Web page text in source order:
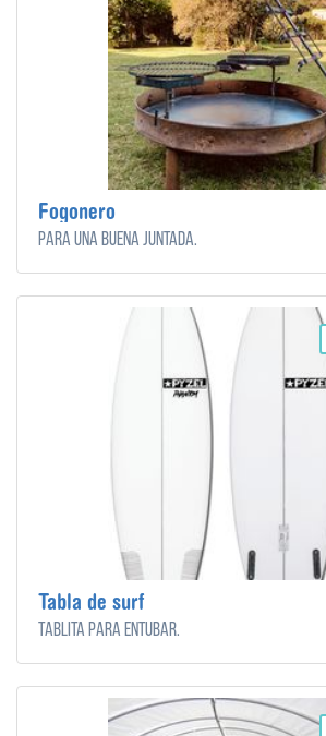
Fogonero
Para una buena juntada.
Tabla de surf
Tablita para entubar.